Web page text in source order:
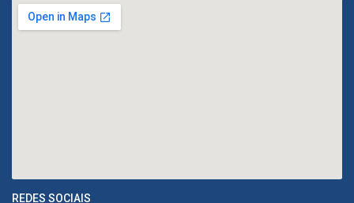
REDES SOCIAIS